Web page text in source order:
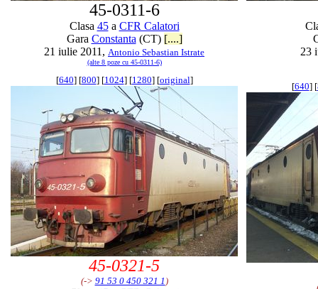
45-0311-6
Clasa 45a CFR Calatori
Gara Constanta (CT) [....]
21 iulie 2011, Antonio Sebastian Istrate
(alte 8 poze cu 45-0311-6)
23
[640] [800] [1024] [1280] [original]
45-0321-5
(-> 91 53 0 450 321 1 )
[640] [